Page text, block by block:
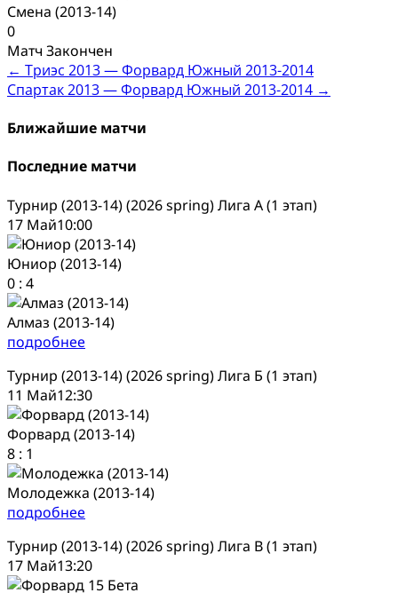
Смена (2013-14)
0
Матч Закончен
Post
navigation
← Триэс 2013 — Форвард Южный 2013-2014
Спартак 2013 — Форвард Южный 2013-2014 →
Ближайшие матчи
Последние матчи
Турнир (2013-14) (2026 spring) Лига А (1 этап)
17 Май10:00
Юниор (2013-14)
0 : 4
Алмаз (2013-14)
подробнее
Турнир (2013-14) (2026 spring) Лига Б (1 этап)
11 Май12:30
Форвард (2013-14)
8 : 1
Молодежка (2013-14)
подробнее
Турнир (2013-14) (2026 spring) Лига В (1 этап)
17 Май13:20